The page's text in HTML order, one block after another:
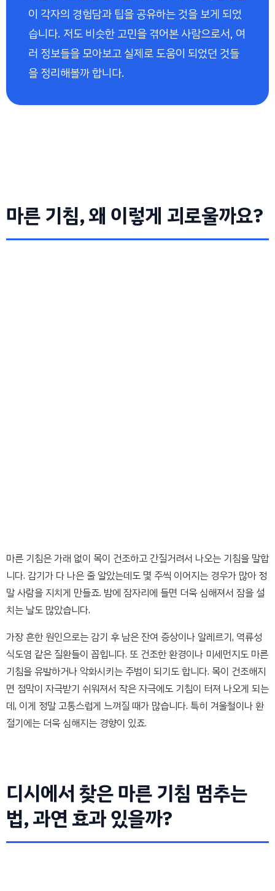
이 각자의 경험담과 팁을 공유하는 것을 보게 되었
습니다. 저도 비슷한 고민을 겪어본 사람으로서, 여
러 정보들을 모아보고 실제로 도움이 되었던 것들
을 정리해볼까 합니다.
마른 기침, 왜 이렇게 괴로울까요?
마른 기침은 가래 없이 목이 건조하고 간질거려서 나오는 기침을 말합
니다. 감기가 다 나은 줄 알았는데도 몇 주씩 이어지는 경우가 많아 정
말 사람을 지치게 만들죠. 밤에 잠자리에 들면 더욱 심해져서 잠을 설
치는 날도 많았습니다.
가장 흔한 원인으로는 감기 후 남은 잔여 증상이나 알레르기, 역류성
식도염 같은 질환들이 꼽힙니다. 또 건조한 환경이나 미세먼지도 마른
기침을 유발하거나 악화시키는 주범이 되기도 합니다. 목이 건조해지
면 점막이 자극받기 쉬워져서 작은 자극에도 기침이 터져 나오게 되는
데, 이게 정말 고통스럽게 느껴질 때가 많습니다. 특히 겨울철이나 환
절기에는 더욱 심해지는 경향이 있죠.
디시에서 찾은 마른 기침 멈추는
법, 과연 효과 있을까?